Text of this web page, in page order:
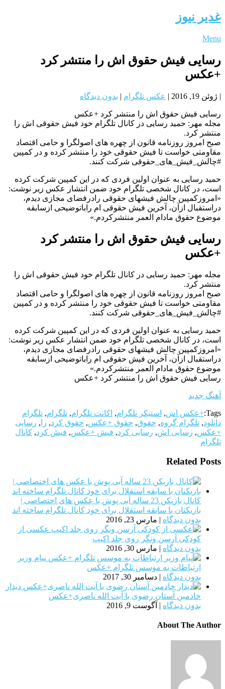
غدیر نیوز
Menu
رسایی فیش حقوق اش را منتشر کرد
+عکس
| ژوئن 19, 2016 | عکس تلگرام | بدون دیدگاه
رسایی فیش حقوق اش را منتشر کرد +عکس
مجله مهر: حمید رسایی در کانال تلگرام خود فیش حقوقی اش را
منتشر کرد.
صبح امروز روزنامه قانون از چهره های اصولگرا و حامی اقتصاد
مقاومتی خواست تا فیش حقوقی خود را منتشر کرده و در کمپین
#چالش_فیش_های_حقوقی شرکت کنند.
حمید رسایی به عنوان اولین فردی که در این کمپین شرکت کرده
است، در کانال شخصی تلگرام خود ضمن انتشار عکس زیر نوشت:
«امروزکمپین چالش فیشهای حقوقی رادرفضای مجازی دیدم،
دراستقبال ازآن، آخرین فیش حقوقی ام راباتوضیحی ازسابقه
موضوع حقوق مادام العمر منتشرکردم.»
رسایی فیش حقوق اش را منتشر کرد
+عکس
مجله مهر: حمید رسایی در کانال تلگرام خود فیش حقوقی اش را
منتشر کرد.
صبح امروز روزنامه قانون از چهره های اصولگرا و حامی اقتصاد
مقاومتی خواست تا فیش حقوقی خود را منتشر کرده و در کمپین
#چالش_فیش_های_حقوقی شرکت کنند.
حمید رسایی به عنوان اولین فردی که در این کمپین شرکت کرده
است، در کانال شخصی تلگرام خود ضمن انتشار عکس زیر نوشت:
«امروزکمپین چالش فیشهای حقوقی رادرفضای مجازی دیدم،
دراستقبال ازآن، آخرین فیش حقوقی ام راباتوضیحی ازسابقه
موضوع حقوق مادام العمر منتشرکردم.»
رسایی فیش حقوق اش را منتشر کرد +عکس
آهنگ جدید
Tags: +عکس اش, استیکر تلگرام, اکانت تلگرام, تلگرام, تلگرام
دانلود, تلگرام گروه, حقوق, حقوق +عکس, حقوق کرد, را , رسایی
+عکس, رسایی اش, رسایی کرد, فیش +عکس, فیش کرد, کانال
تلگرام
Related Posts
کانال بازیکن 23 ساله آبی پوش با عکس های اختصاصی |
بازیکنان با سابقه استقلال برای خود کانال تلگرام ساخته اند
بدون دیدگاه | مارس 23, 2016
عکسی از
کودکی آرسن ونگر روی جلد اکیپ
بدون دیدگاه | مارس 30, 2016
پیام وزیر
ارتباطات به موسس تلگرام +عکس
بدون دیدگاه | دسامبر 30, 2017
دیدار
خادمین آستان رضوی با آیت الله ناصری+عکس
بدون دیدگاه | آگوست 9, 2016
About The Author